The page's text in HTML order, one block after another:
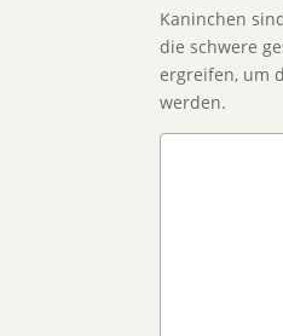
Kaninchen
die schwere
ergreifen, um
werden.